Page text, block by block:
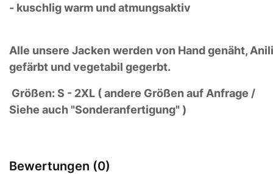
- kuschlig warm und atmungsaktiv
Alle unsere Jacken werden von Hand genäht,
gefärbt und vegetabil gegerbt.
Größen: S - 2XL ( andere Größen auf Anfrage /
Siehe auch "Sonderanfertigung" )
Bewertungen (0)